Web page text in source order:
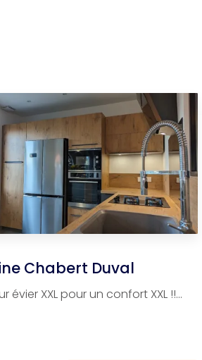
Chabert Duval
évier XXL pour un confort XXL !!...